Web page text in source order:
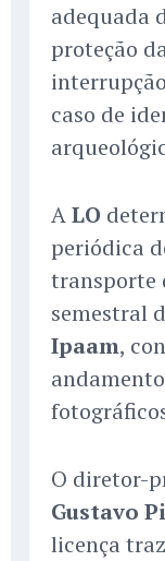
adequada
proteção
caso de
ALO
periódica
transporte
semestral
Ipaam,
O diretor-
Gustavo
licença